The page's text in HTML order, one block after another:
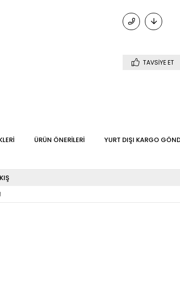
TAVSIYE ET
ÜRÜN ÖNERILERI YURT DIŞI KARGO